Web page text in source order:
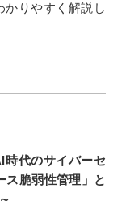
かりやすく解説し
時代のサイバーセ
ス脆弱性管理」と